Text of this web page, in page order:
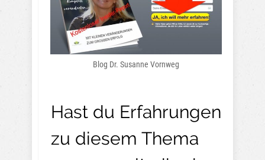
Blog Dr. Susanne Vornweg
Hast du Erfahrungen
zu diesem Thema